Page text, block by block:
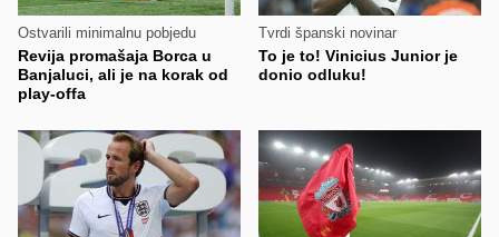
Ostvarili minimalnu pobjedu
Revija promašaja Borca u
Banjaluci, ali je na korak od
play-offa
Tvrdi španski novinar
To je to! Vinicius Junior je
donio odluku!